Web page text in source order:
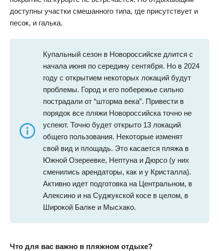
доступны участки смешанного типа, где присутствует и
песок, и галька.
Купальный сезон в Новороссийске длится с
начала июня по середину сентября. Но в 2024
году с открытием некоторых локаций будут
проблемы. Город и его побережье сильно
пострадали от “шторма века”. Привести в
порядок все пляжи Новороссийска точно не
успеют. Точно будет открыто 13 локаций
общего пользования. Некоторые изменят
свой вид и площадь. Это касается пляжа в
Южной Озереевке, Нептуна и Дюрсо (у них
сменились арендаторы, как и у Кристалла).
Активно идет подготовка на Центральном, в
Алексино и на Суджукской косе в целом, в
Широкой Балке и Мысхако.
Что для вас важно в пляжном отдыхе?